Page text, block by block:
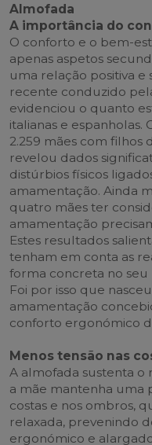
Almofada
A importância do
O conforto e o bem-
apenas aspetos
uma relação positiva
recente conduzido
evidenciou o quanto
italianas e
2.259 mães com filhos
revelou dados
distúrbios físicos
amamentação. Ainda
quatro mães ter
amamentação
Estes resultados
tenham em conta as
forma concreta no seu
Foi por isso que
amamentação
conforto ergonómico
Menos tensão nas
A almofada sustenta
a mãe mantenha uma
costas e nos ombros,
relaxada, prevenindo
ergonómico e